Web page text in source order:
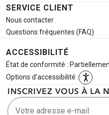
SERVICE CLIENT
Nous contacter
Questions fréquentes (FAQ)
ACCESSIBILITÉ
État de conformité :
Options d'accessibilité :
INSCRIVEZ VOUS À LA
Votre adresse e-mail